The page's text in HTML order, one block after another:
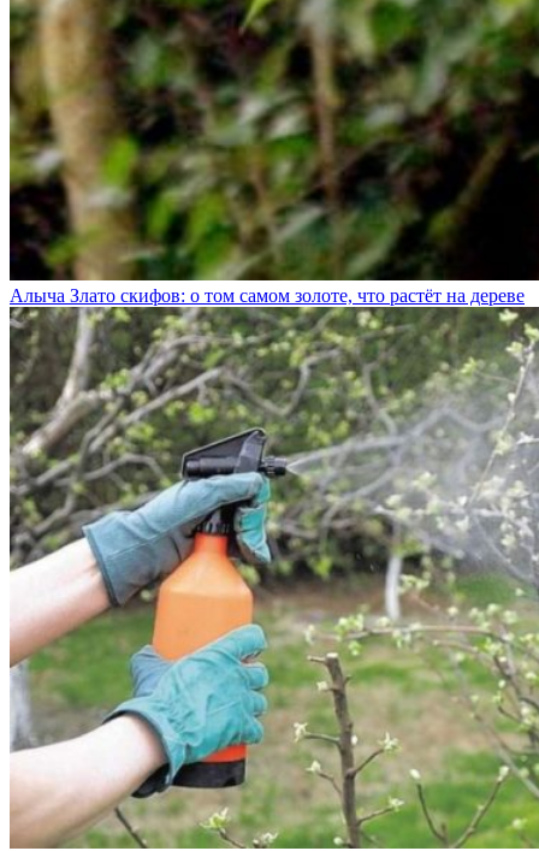
Алыча Злато скифов: о том самом золоте, что растёт на дереве